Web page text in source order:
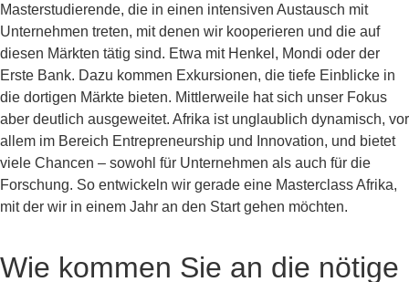
Masterstudierende, die in einen intensiven Austausch mit
Unternehmen treten, mit denen wir kooperieren und die auf
diesen Märkten tätig sind. Etwa mit Henkel, Mondi oder der
Erste Bank. Dazu kommen Exkursionen, die tiefe Einblicke in
die dortigen Märkte bieten. Mittlerweile hat sich unser Fokus
aber deutlich ausgeweitet. Afrika ist unglaublich dynamisch, vor
allem im Bereich Entrepreneurship und Innovation, und bietet
viele Chancen – sowohl für Unternehmen als auch für die
Forschung. So entwickeln wir gerade eine Masterclass Afrika,
mit der wir in einem Jahr an den Start gehen möchten.
Wie kommen Sie an die nötige